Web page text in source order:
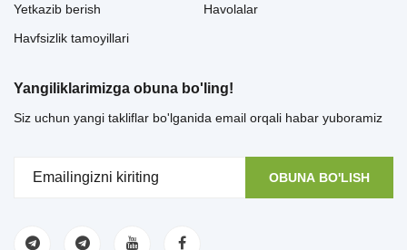
Yetkazib berish
Havfsizlik tamoyillari
Havolalar
Yangiliklarimizga obuna bo'ling!
Siz uchun yangi takliflar bo'lganida email orqali habar yuboramiz
OBUNA BO'LISH